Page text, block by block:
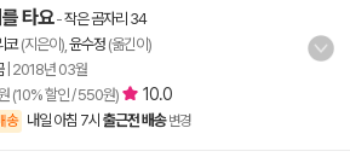
타요-작은 곰자리 34
코(지은이), 윤수정 (옮긴이)
| 2018년 03월
(10% 할인 / 550원) 10.0
송 내일 아침 7시 출근전 배송 변경